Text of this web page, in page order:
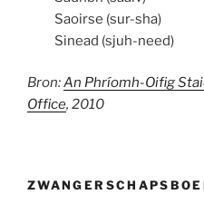
Saoirse (sur-sha)
Sinead (sjuh-need)
Bron:An Phríomh-Oifig
Office, 2010